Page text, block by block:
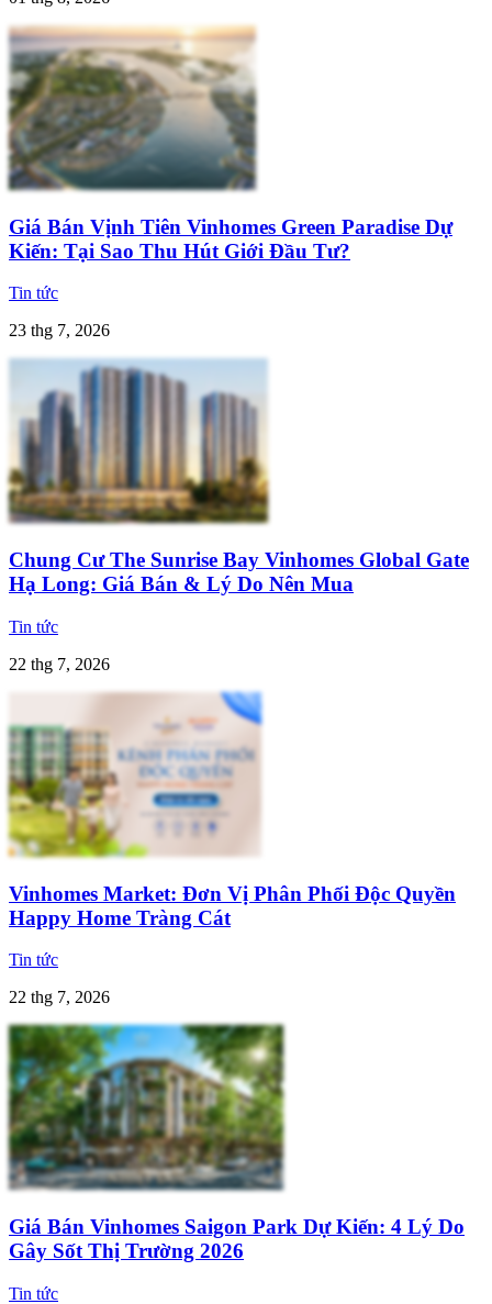
Giá Bán Vịnh Tiên Vinhomes Green Paradise Dự
Kiến: Tại Sao Thu Hút Giới Đầu Tư?
Tin tức
23 thg 7, 2026
Chung Cư The Sunrise Bay Vinhomes Global Gate
Hạ Long: Giá Bán & Lý Do Nên Mua
Tin tức
22 thg 7, 2026
Vinhomes Market: Đơn Vị Phân Phối Độc Quyền
Happy Home Tràng Cát
Tin tức
22 thg 7, 2026
Giá Bán Vinhomes Saigon Park Dự Kiến: 4 Lý Do
Gây Sốt Thị Trường 2026
Tin tức